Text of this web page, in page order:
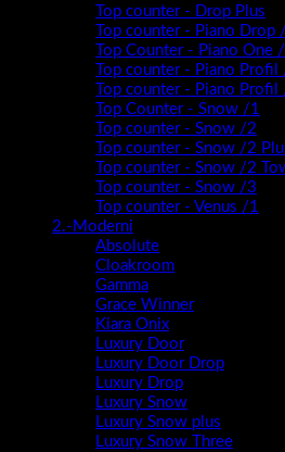
Top counter - Drop Plus
Top counter - Piano Drop
Top Counter - Piano One
Top counter - Piano Profil
Top counter - Piano Profil
Top Counter - Snow /1
Top counter - Snow /2
Top counter - Snow /2
Top counter - Snow /2
Top counter - Snow /3
Top counter - Venus /1
2.-Moderni
Absolute
Cloakroom
Gamma
Grace Winner
Kiara Onix
Luxury Door
Luxury Door Drop
Luxury Drop
Luxury Snow
Luxury Snow plus
Luxury Snow Three